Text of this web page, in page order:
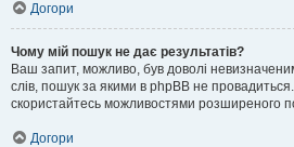
Догори
Чому мій пошук не дає результатів?
Ваш запит, можливо, був доволі
слів, пошук за якими в phpBB не провадиться.
скористайтесь можливостями розширеного
Догори